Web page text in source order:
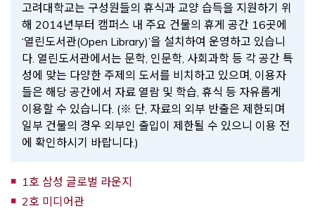
고려대학교는 구성원들의 휴식과 교양 습득을 지원하기 위
해 2014년부터 캠퍼스 내 주요 건물의 휴게 공간 16곳에
‘열린도서관(Open Library)’을 설치하여 운영하고 있습니
다. 열린도서관에서는 문학, 인문학, 사회과학 등 각 공간 특
성에 맞는 다양한 주제의 도서를 비치하고 있으며, 이용자
들은 해당 공간에서 자료 열람 및 학습, 휴식 등 자유롭게
이용할 수 있습니다. (※ 단, 자료의 외부 반출은 제한되며
일부 건물의 경우 외부인 출입이 제한될 수 있으니 이용 전
에 확인하시기 바랍니다.)
1호 삼성 글로벌 라운지
2호 미디어관